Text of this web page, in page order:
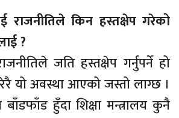
राजनीतिले किन हस्तक्षेप गरेको
?
जति हस्तक्षेप गर्नुपर्ने हो
यो अवस्था आएको जस्तो लाग्छ ।
बाँडफाँड हुँदा शिक्षा मन्त्रालय कुनै